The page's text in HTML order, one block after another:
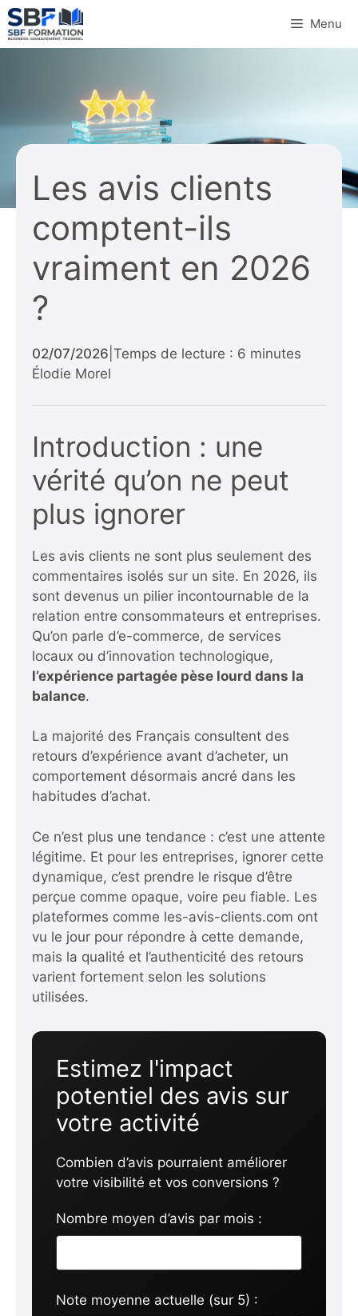
Aller
au
contenu
Menu
Les avis clients
comptent-ils
vraiment en 2026
?
02/07/2026 Temps de lecture : 6 minutes
Élodie Morel
Introduction : une
vérité qu’on ne peut
plus ignorer
Les avis clients ne sont plus seulement des
commentaires isolés sur un site. En 2026, ils
sont devenus un pilier incontournable de la
relation entre consommateurs et entreprises.
Qu’on parle d’e-commerce, de services
locaux ou d’innovation technologique,
l’expérience partagée pèse lourd dans la
balance.
La majorité des Français consultent des
retours d’expérience avant d’acheter, un
comportement désormais ancré dans les
habitudes d’achat.
Ce n’est plus une tendance : c’est une attente
légitime. Et pour les entreprises, ignorer cette
dynamique, c’est prendre le risque d’être
perçue comme opaque, voire peu fiable. Les
plateformes comme les-avis-clients.com ont
vu le jour pour répondre à cette demande,
mais la qualité et l’authenticité des retours
varient fortement selon les solutions
utilisées.
Estimez l'impact
potentiel des avis sur
votre activité
Combien d’avis pourraient améliorer
votre visibilité et vos conversions ?
Nombre moyen d’avis par mois :
Note moyenne actuelle (sur 5) :